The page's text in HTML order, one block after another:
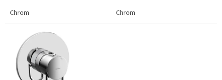
Chrom
Chrom